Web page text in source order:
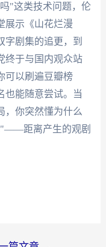
"这类技术问题，伦
展示《山花烂漫
字剧集的追更，到
终于与国内观众站
可以刷遍豆瓣榜
也能随意尝试。当
，你突然懂为什么
"——距离产生的观剧